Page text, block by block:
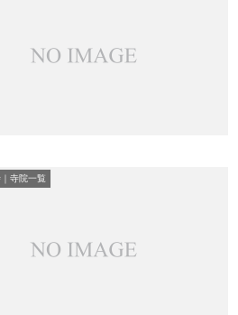
寺院一覧